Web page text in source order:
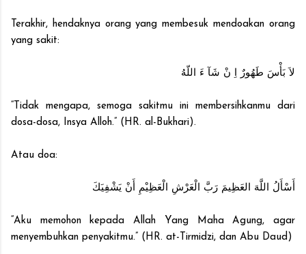
Terakhir, hendaknya orang yang membesuk mendoakan orang
yang sakit:
لاَ بَأْسَ طَهُورٌ اِ نْ شَآ ءَ اللّهُ
“Tidak mengapa, semoga sakitmu ini membersihkanmu dari
dosa-dosa, Insya Alloh.” (HR. al-Bukhari).
Atau doa:
أَسْأَلُ اللَّهَ العَظِيمَ رَبَّ الْعَرْشِ الْعَظِيْمِ أَنْ يَشْفِيَكَ
“Aku memohon kepada Allah Yang Maha Agung, agar
menyembuhkan penyakitmu.” (HR. at-Tirmidzi, dan Abu Daud)